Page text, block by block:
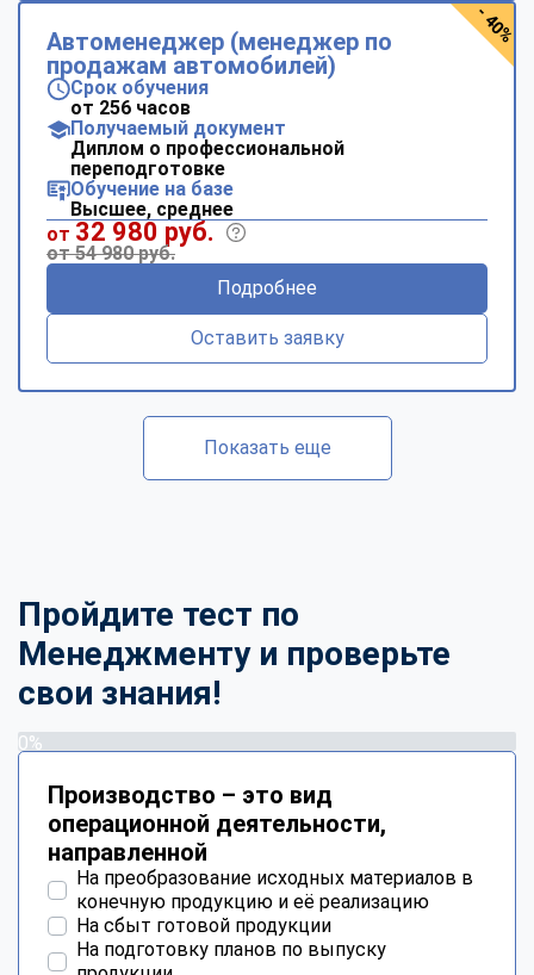
Автоменеджер (менеджер по
продажам автомобилей)
Срок обучения
от 256 часов
Получаемый документ
Диплом о профессиональной
переподготовке
Обучение на базе
Высшее, среднее
от 32 980 руб.
от 54 980 руб.
Подробнее
Оставить заявку
- 40%
Показать еще
Пройдите тест по
Менеджменту и проверьте
свои знания!
0%
Производство – это вид
операционной деятельности,
направленной
На преобразование исходных материалов в
конечную продукцию и её реализацию
На сбыт готовой продукции
На подготовку планов по выпуску